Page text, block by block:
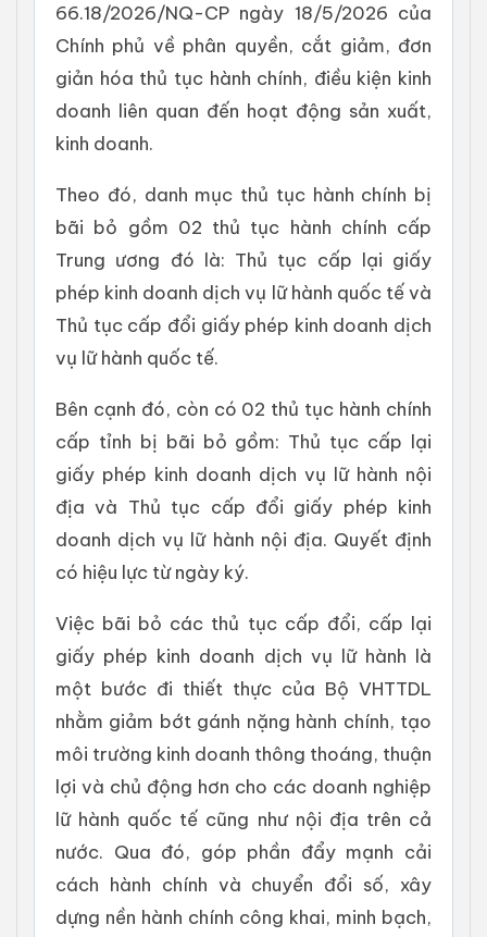
66.18/2026/NQ-CP ngày 18/5/2026 của
Chính phủ về phân quyền, cắt giảm, đơn
giản hóa thủ tục hành chính, điều kiện kinh
doanh liên quan đến hoạt động sản xuất,
kinh doanh.
Theo đó, danh mục thủ tục hành chính bị
bãi bỏ gồm 02 thủ tục hành chính cấp
Trung ương đó là: Thủ tục cấp lại giấy
phép kinh doanh dịch vụ lữ hành quốc tế và
Thủ tục cấp đổi giấy phép kinh doanh dịch
vụ lữ hành quốc tế.
Bên cạnh đó, còn có 02 thủ tục hành chính
cấp tỉnh bị bãi bỏ gồm: Thủ tục cấp lại
giấy phép kinh doanh dịch vụ lữ hành nội
địa và Thủ tục cấp đổi giấy phép kinh
doanh dịch vụ lữ hành nội địa. Quyết định
có hiệu lực từ ngày ký.
Việc bãi bỏ các thủ tục cấp đổi, cấp lại
giấy phép kinh doanh dịch vụ lữ hành là
một bước đi thiết thực của Bộ VHTTDL
nhằm giảm bớt gánh nặng hành chính, tạo
môi trường kinh doanh thông thoáng, thuận
lợi và chủ động hơn cho các doanh nghiệp
lữ hành quốc tế cũng như nội địa trên cả
nước. Qua đó, góp phần đẩy mạnh cải
cách hành chính và chuyển đổi số, xây
dựng nền hành chính công khai, minh bạch,